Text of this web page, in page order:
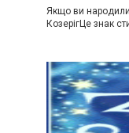
Якщо ви
КозерігЦе знак